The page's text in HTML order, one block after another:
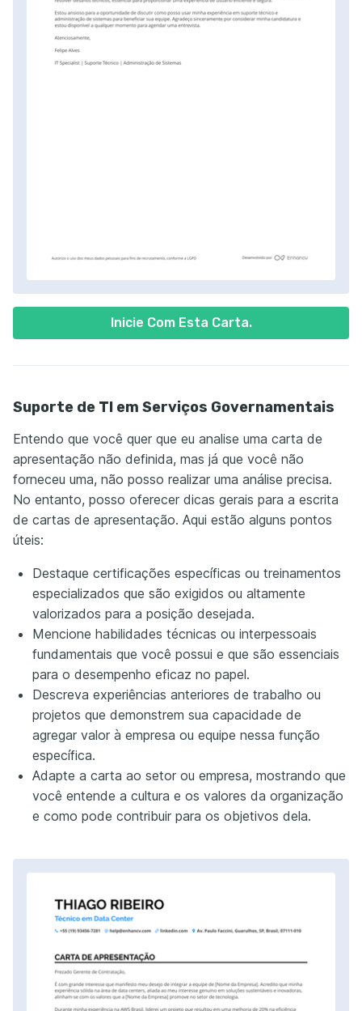
Inicie Com Esta Carta.
Suporte de TI em Serviços Governamentais
Entendo que você quer que eu analise uma carta de
apresentação não definida, mas já que você não
forneceu uma, não posso realizar uma análise precisa.
No entanto, posso oferecer dicas gerais para a escrita
de cartas de apresentação. Aqui estão alguns pontos
úteis:
Destaque certificações específicas ou treinamentos
especializados que são exigidos ou altamente
valorizados para a posição desejada.
Mencione habilidades técnicas ou interpessoais
fundamentais que você possui e que são essenciais
para o desempenho eficaz no papel.
Descreva experiências anteriores de trabalho ou
projetos que demonstrem sua capacidade de
agregar valor à empresa ou equipe nessa função
específica.
Adapte a carta ao setor ou empresa, mostrando que
você entende a cultura e os valores da organização
e como pode contribuir para os objetivos dela.